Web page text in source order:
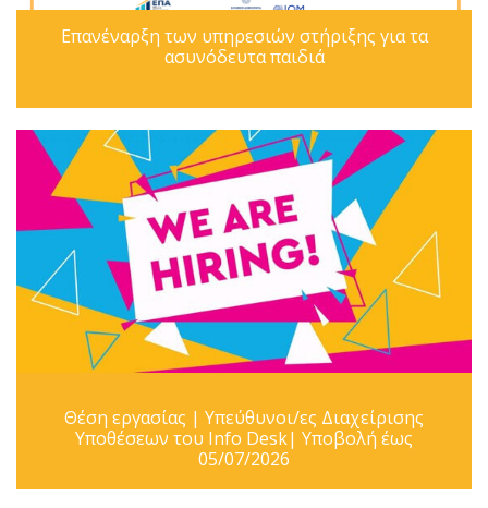
Επανέναρξη των υπηρεσιών στήριξης για τα
ασυνόδευτα παιδιά
Θέση εργασίας | Υπεύθυνοι/ες Διαχείρισης
Υποθέσεων του Info Desk| Υποβολή έως
05/07/2026